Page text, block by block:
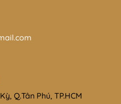
Q.Tân Phú, TP.HCM